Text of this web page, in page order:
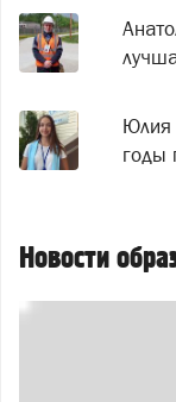
Юлия
годы
Новости